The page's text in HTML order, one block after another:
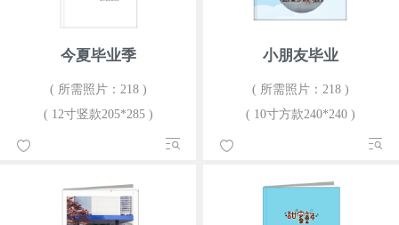
今夏毕业季
( 所需照片：218 )
( 12寸竖款205*285 )
小朋友毕业
( 所需照片：218 )
( 10寸方款240*240 )